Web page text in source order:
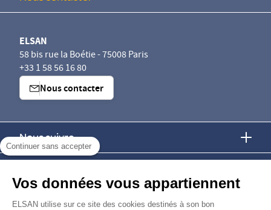
Continuer sans accepter
Vos données vous appartiennent
ELSAN utilise sur ce site des cookies destinés à son bon
ELSAN
58 bis rue la Boétie - 75008 Paris
+33 1 58 56 16 80
Nous contacter
Nous suivre
Nous rejoindre